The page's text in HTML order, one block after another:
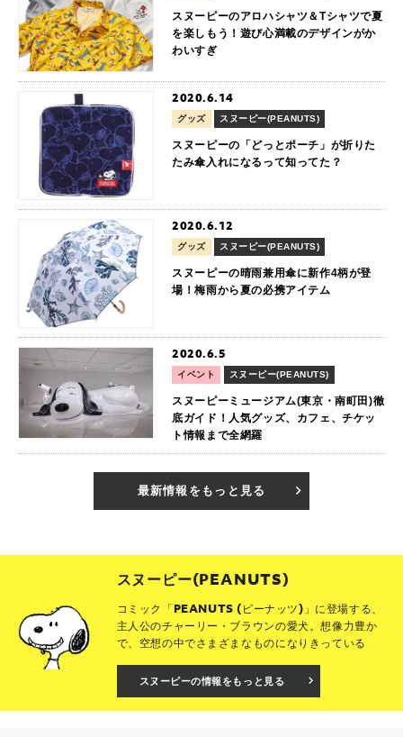
スヌーピーのアロハシャツ＆Tシャツで夏
を楽しもう！遊び心満載のデザインがか
わいすぎ
2020.6.14
グッズ スヌーピー(PEANUTS)
スヌーピーの「どっとポーチ」が折りた
たみ傘入れになるって知ってた？
2020.6.12
グッズ スヌーピー(PEANUTS)
スヌーピーの晴雨兼用傘に新作4柄が登
場！梅雨から夏の必携アイテム
2020.6.5
イベント スヌーピー(PEANUTS)
スヌーピーミュージアム(東京・南町田)徹
底ガイド！人気グッズ、カフェ、チケッ
ト情報まで全網羅
最新情報をもっと見る
スヌーピー(PEANUTS)
コミック「PEANUTS (ピーナッツ)」に登場する、
主人公のチャーリー・ブラウンの愛犬。想像力豊か
で、空想の中でさまざまなものになりきっている
スヌーピーの情報をもっと見る